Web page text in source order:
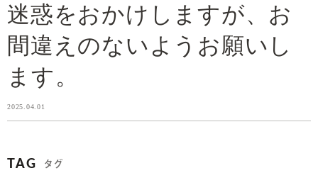
迷惑をおかけしますが、お
間違えのないようお願いし
ます。
2025.04.01
TAG タグ